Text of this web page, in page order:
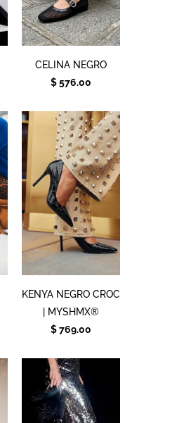
CELINA NEGRO
$ 576.00
KENYA NEGRO CROC
| MYSHMX®
$ 769.00